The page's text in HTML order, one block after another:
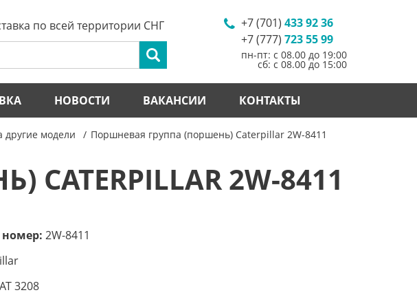
+7 (701) 433 92 36
+7 (777) 723 55 99
пн-пт: с 08.00 до 19:00
сб: с 08.00 до 15:00
по всей территории СНГ
НОВОСТИ ВАКАНСИИ КОНТАКТЫ
другие модели Поршневая группа (поршень) Caterpillar 2W-8411
2W-8411
2W-8411
3208